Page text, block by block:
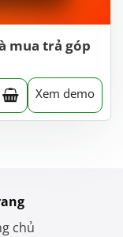
mua trả góp
Xem demo
chủ